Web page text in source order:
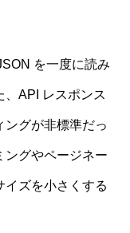
を一度に読み
API レスポンス
ングが非標準だっ
ングやページネー
イズを小さくする